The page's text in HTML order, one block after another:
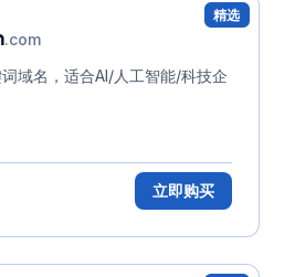
精选
.com
域名，适合AI/人工智能/科技企
立即购买